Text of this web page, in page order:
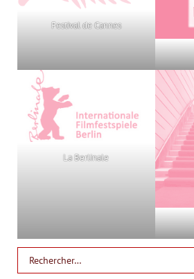
Festival de Cannes
La Berlinale